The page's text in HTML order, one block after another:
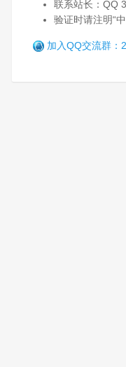
联系站长：QQ
验证时请注明“
加入QQ交流群：